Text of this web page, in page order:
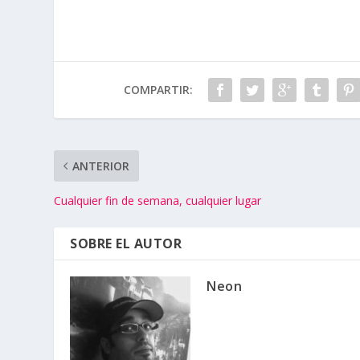
COMPARTIR:
ANTERIOR
Cualquier fin de semana, cualquier lugar
SOBRE EL AUTOR
Neon